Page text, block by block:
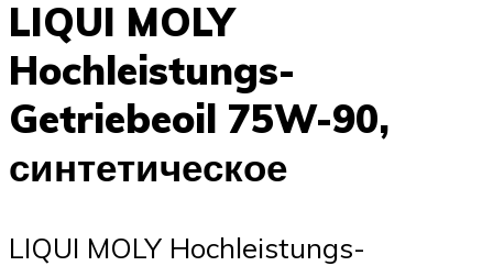
LIQUI MOLY
Hochleistungs-
Getriebeoil 75W-90,
синтетическое
LIQUI MOLY Hochleistungs-